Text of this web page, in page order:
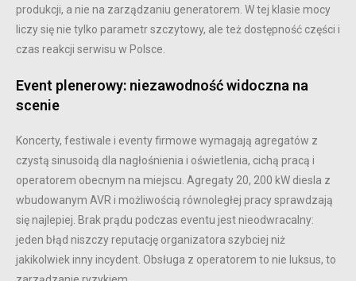
produkcji, a nie na zarządzaniu generatorem. W tej klasie mocy
liczy się nie tylko parametr szczytowy, ale też dostępność części i
czas reakcji serwisu w Polsce.
Event plenerowy: niezawodność widoczna na
scenie
Koncerty, festiwale i eventy firmowe wymagają agregatów z
czystą sinusoidą dla nagłośnienia i oświetlenia, cichą pracą i
operatorem obecnym na miejscu. Agregaty 20, 200 kW diesla z
wbudowanym AVR i możliwością równoległej pracy sprawdzają
się najlepiej. Brak prądu podczas eventu jest nieodwracalny:
jeden błąd niszczy reputację organizatora szybciej niż
jakikolwiek inny incydent. Obsługa z operatorem to nie luksus, to